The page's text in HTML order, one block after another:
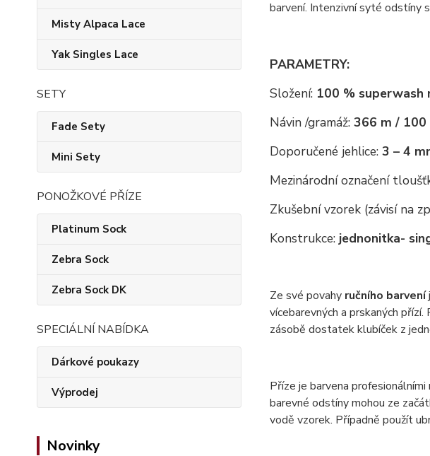
Misty Alpaca Lace
Yak Singles Lace
SETY
Fade Sety
Mini Sety
PONOŽKOVÉ PŘÍZE
Platinum Sock
Zebra Sock
Zebra Sock DK
SPECIÁLNÍ NABÍDKA
Dárkové poukazy
Výprodej
Novinky
barvení. Intenzivní syté odstíny
PARAMETRY:
Složení: 100 % superwash
Návin /gramáž:366 m / 100
Doporučené jehlice: 3 – 4
Mezinárodní označení
Zkušební vzorek (závisí na
Konstrukce: jednonitka-
Ze své povahyručního barvení
vícebarevných a prskaných
zásobě dostatek klubíček z
Příze je barvena
barevné odstíny mohou ze
vodě vzorek. Případně použít